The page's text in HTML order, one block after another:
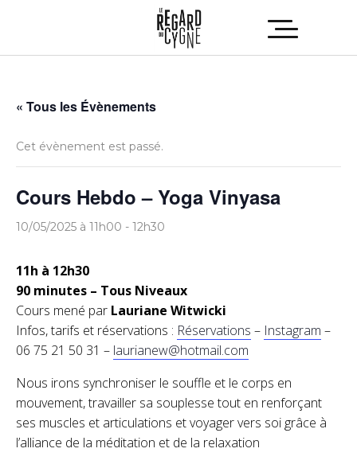
« Tous les Évènements
Cet évènement est passé.
Cours Hebdo – Yoga Vinyasa
10/05/2025 à 11h00 - 12h30
11h à 12h30
90 minutes – Tous Niveaux
Cours mené par Lauriane Witwicki
Infos, tarifs et réservations : Réservations – Instagram –
06 75 21 50 31 – laurianew@hotmail.com
Nous irons synchroniser le souffle et le corps en
mouvement, travailler sa souplesse tout en renforçant
ses muscles et articulations et voyager vers soi grâce à
l’alliance de la méditation et de la relaxation